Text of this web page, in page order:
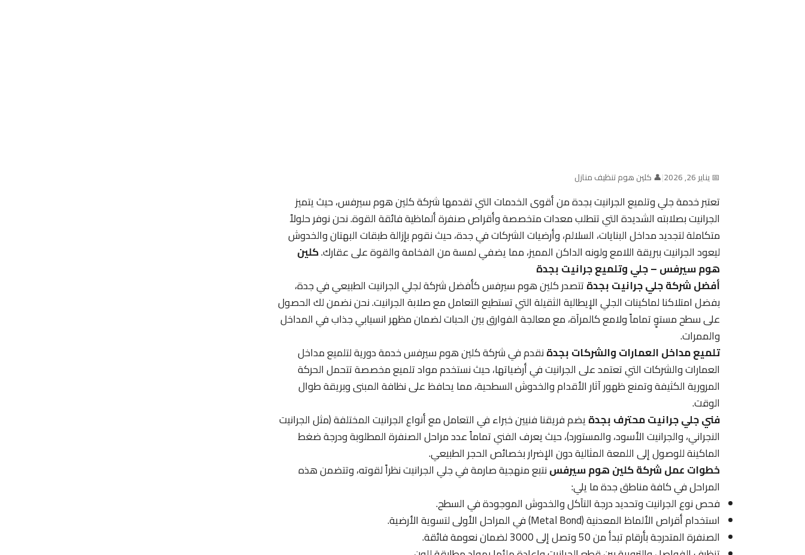
📅 يناير 26, 2026 |👤 كلين هوم تنظيف منازل
تعتبر خدمة جلي وتلميع الجرانيت بجدة من أقوى الخدمات التي تقدمها شركة كلين هوم سيرفس، حيث يتميز
الجرانيت بصلابته الشديدة التي تتطلب معدات متخصصة وأقراص صنفرة ألماظية فائقة القوة. نحن نوفر حلولاً
متكاملة لتجديد مداخل البنايات، السلالم، وأرضيات الشركات في جدة، حيث نقوم بإزالة طبقات البهتان والخدوش
ليعود الجرانيت ببريقة اللامع ولونه الداكن المميز، مما يضفي لمسة من الفخامة والقوة على عقارك.كلين
هوم سيرفس – جلي وتلميع جرانيت بجدة
أفضل شركة جلي جرانيت بجدةتتصدر كلين هوم سيرفس كأفضل شركة لجلي الجرانيت الطبيعي في جدة،
بفضل امتلاكنا لماكينات الجلي الإيطالية الثقيلة التي تستطيع التعامل مع صلابة الجرانيت. نحن نضمن لك الحصول
على سطح مستوٍ تماماً ولامع كالمرآة، مع معالجة الفوارق بين الحبات لضمان مظهر انسيابي جذاب في المداخل
والممرات.
تلميع مداخل العمارات والشركات بجدةنقدم في شركة كلين هوم سيرفس خدمة دورية لتلميع مداخل
العمارات والشركات التي تعتمد على الجرانيت في أرضياتها، حيث نستخدم مواد تلميع مخصصة تتحمل الحركة
المرورية الكثيفة وتمنع ظهور آثار الأقدام والخدوش السطحية، مما يحافظ على نظافة المبنى وبريقة طوال
الوقت.
فني جلي جرانيت محترف بجدةيضم فريقنا فنيين خبراء في التعامل مع أنواع الجرانيت المختلفة (مثل الجرانيت
النجراني، والجرانيت الأسود، والمستورد)، حيث يعرف الفني تماماً عدد مراحل الصنفرة المطلوبة ودرجة ضغط
الماكينة للوصول إلى اللمعة المثالية دون الإضرار بخصائص الحجر الطبيعي.
خطوات عمل شركة كلين هوم سيرفسنتبع منهجية صارمة في جلي الجرانيت نظراً لقوته، وتتضمن هذه
المراحل في كافة مناطق جدة ما يلي:
فحص نوع الجرانيت وتحديد درجة التآكل والخدوش الموجودة في السطح.
استخدام أقراص الألماظ المعدنية (Metal Bond) في المراحل الأولى لتسوية الأرضية.
الصنفرة المتدرجة بأرقام تبدأ من 50 وتصل إلى 3000 لضمان نعومة فائقة.